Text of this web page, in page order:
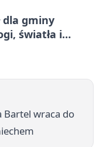
dla gminy
światła i
Bartel wraca do